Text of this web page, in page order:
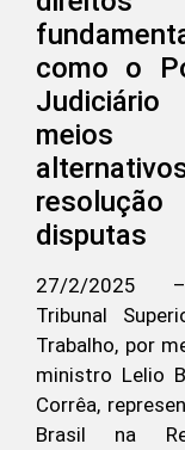
como o
meios
disputas
27/2/2025
Tribunal
Trabalho, por
ministro Lelio
Corrêa,
Brasil na